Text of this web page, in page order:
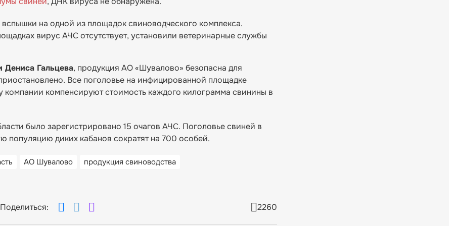
на одной из площадок свиноводческого комплекса.
вирус АЧС отсутствует, установили ветеринарные службы
Дениса Гальцева, продукция АО «Шувалово» безопасна для
Все поголовье на инфицированной площадке
компании компенсируют стоимость каждого килограмма свинины в
было зарегистрировано 15 очагов АЧС. Поголовье свиней в
популяцию диких кабанов сократят на 700 особей.
АО Шувалово продукция свиноводства
Поделиться: 2260